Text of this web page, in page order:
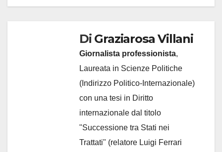
Di Graziarosa Villani
Giornalista professionista,
Laureata in Scienze Politiche
(Indirizzo Politico-Internazionale)
con una tesi in Diritto
internazionale dal titolo
"Successione tra Stati nei
Trattati" (relatore Luigi Ferrari